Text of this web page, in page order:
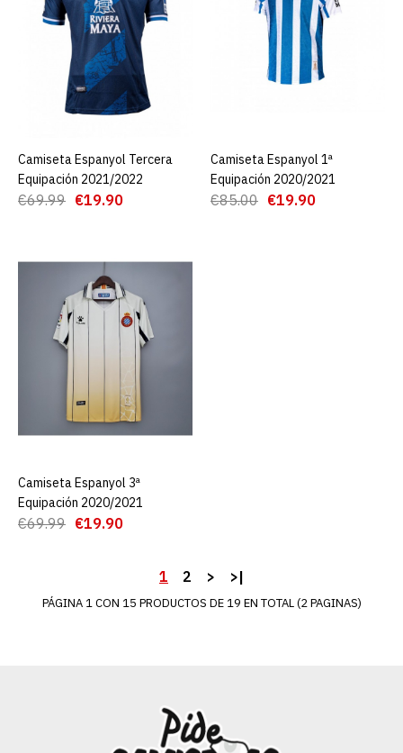
€19.90
AGREGAR AL CARRO
Camiseta Retro Espanyol
3ª Equipación 96/97
ADD TO COMPARE
1989
AGREGAR AL CARRO
Camiseta Espanyol Tercera
Equipación 2021/2022
€69.99 €19.90
AGREGAR AL CARRO
Camiseta Espanyol 1ª
Equipación 2020/2021
€85.00 €19.90
AGREGAR AL CARRO
Camiseta Espanyol 3ª
Equipación 2020/2021
€69.99 €19.90
1 2 > >|
PÁGINA 1 CON 15 PRODUCTOS DE 19 EN TOTAL (2 PAGINAS)